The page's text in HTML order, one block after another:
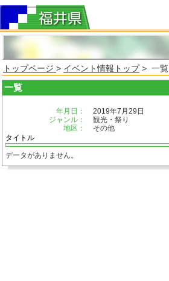
トップページ > イベント情報トップ> 一覧
一覧
年月日：
2019年7月29日
ジャンル：
観光・祭り
地区：
その他
タイトル
データがありません。